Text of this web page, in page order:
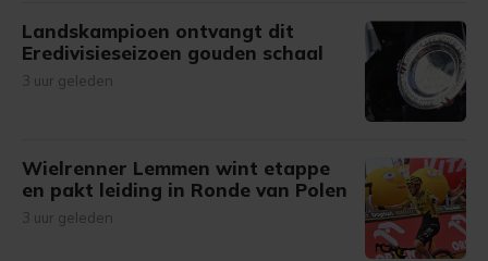
Landskampioen ontvangt dit
Eredivisieseizoen gouden schaal
3 uur geleden
Wielrenner Lemmen wint etappe
en pakt leiding in Ronde van Polen
3 uur geleden